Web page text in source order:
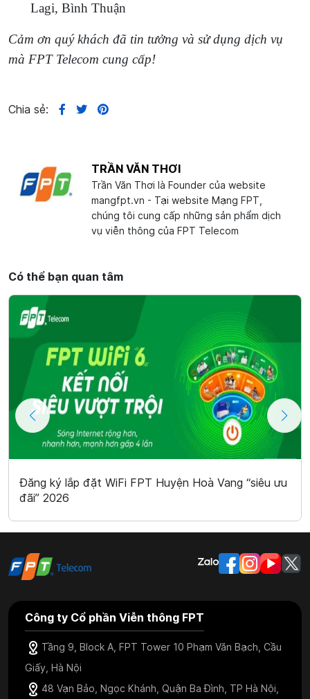
Lagi, Bình Thuận
Cảm ơn quý khách đã tin tưởng và sử dụng dịch vụ
mà FPT Telecom cung cấp!
Chia sẻ:
TRẦN VĂN THƠI
Trần Văn Thơi là Founder của website
mangfpt.vn - Tại website Mạng FPT,
chúng tôi cung cấp những sản phẩm dịch
vụ viễn thông của FPT Telecom
Có thể bạn quan tâm
Đăng ký lắp đặt WiFi FPT Huyện Hoà Vang “siêu ưu
đãi” 2026
Công ty Cổ phần Viễn thông FPT
Tầng 9, Block A, FPT Tower 10 Phạm Văn Bạch, Cầu
Giấy, Hà Nội
48 Vạn Bảo, Ngọc Khánh, Quận Ba Đình, TP Hà Nội,